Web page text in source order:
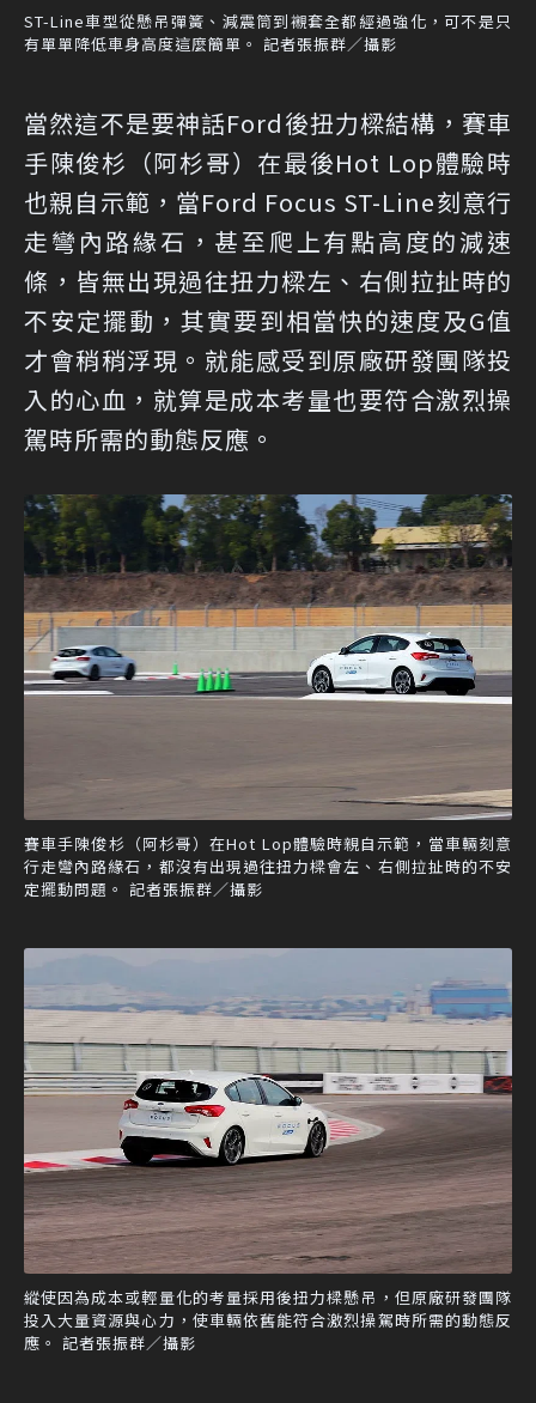
ST-Line車型從懸吊彈簧、減震筒到襯套全都經過強化，可不是只
有單單降低車身高度這麼簡單。 記者張振群／攝影
當然這不是要神話Ford後扭力樑結構，賽車
手陳俊杉（阿杉哥）在最後Hot Lop體驗時
也親自示範，當Ford Focus ST-Line刻意行
走彎內路緣石，甚至爬上有點高度的減速
條，皆無出現過往扭力樑左、右側拉扯時的
不安定擺動，其實要到相當快的速度及G值
才會稍稍浮現。就能感受到原廠研發團隊投
入的心血，就算是成本考量也要符合激烈操
駕時所需的動態反應。
賽車手陳俊杉（阿杉哥）在Hot Lop體驗時親自示範，當車輛刻意
行走彎內路緣石，都沒有出現過往扭力樑會左、右側拉扯時的不安
定擺動問題。 記者張振群／攝影
縱使因為成本或輕量化的考量採用後扭力樑懸吊，但原廠研發團隊
投入大量資源與心力，使車輛依舊能符合激烈操駕時所需的動態反
應。 記者張振群／攝影